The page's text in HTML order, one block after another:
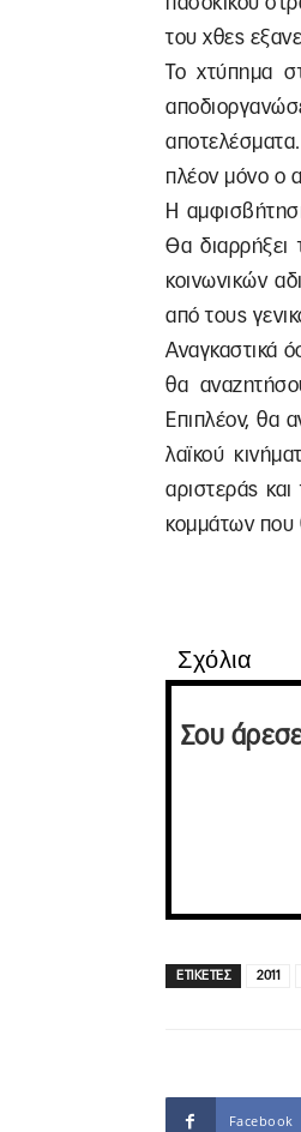
του χθες
Το χτύπημα
πλέον μόνο ο
Η
Θα διαρρήξει
κοινωνικών
από τους
Αναγκαστικά
θα
Επιπλέον, θα
λαϊκού
αριστεράς
κομμάτων που
Σχόλια
Σου
ΕΤΙΚΕΤΕΣ 2011
Facebook